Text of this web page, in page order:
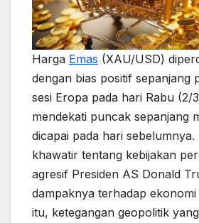
Harga Emas (XAU/USD)
dengan bias positif sepanjang
sesi Eropa pada hari Rabu (2/
mendekati puncak sepanjang
dicapai pada hari
khawatir tentang kebijakan
agresif Presiden AS Donald
dampaknya terhadap
itu, ketegangan geopolitik